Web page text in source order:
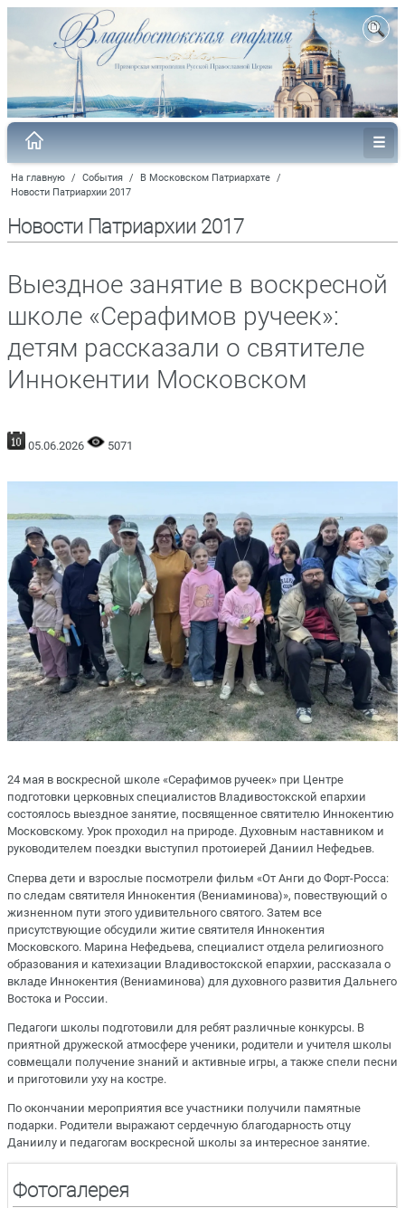
На главную / События / В Московском Патриархате /
Новости Патриархии 2017
Новости Патриархии 2017
Выездное занятие в воскресной
школе «Серафимов ручеек»:
детям рассказали о святителе
Иннокентии Московском
05.06.2026 5071
24 мая в воскресной школе «Серафимов ручеек» при Центре
подготовки церковных специалистов Владивостокской епархии
состоялось выездное занятие, посвященное святителю Иннокентию
Московскому. Урок проходил на природе. Духовным наставником и
руководителем поездки выступил протоиерей Даниил Нефедьев.
Сперва дети и взрослые посмотрели фильм «От Анги до Форт-Росса:
по следам святителя Иннокентия (Вениаминова)», повествующий о
жизненном пути этого удивительного святого. Затем все
присутствующие обсудили житие святителя Иннокентия
Московского. Марина Нефедьева, специалист отдела религиозного
образования и катехизации Владивостокской епархии, рассказала о
вкладе Иннокентия (Вениаминова) для духовного развития Дальнего
Востока и России.
Педагоги школы подготовили для ребят различные конкурсы. В
приятной дружеской атмосфере ученики, родители и учителя школы
совмещали получение знаний и активные игры, а также спели песни
и приготовили уху на костре.
По окончании мероприятия все участники получили памятные
подарки. Родители выражают сердечную благодарность отцу
Даниилу и педагогам воскресной школы за интересное занятие.
Фотогалерея